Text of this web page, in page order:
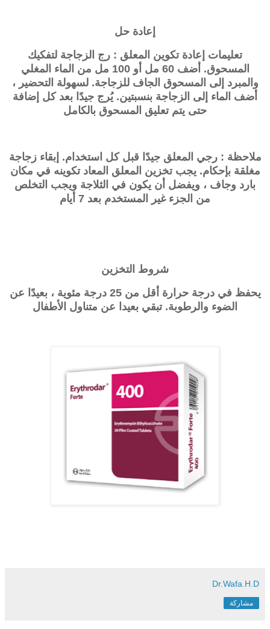
إعادة حل
تعليمات إعادة تكوين المعلق : رج الزجاجة لتفكيك
المسحوق. أضف 60 مل أو 100 مل من الماء المغلي
والمبرد إلى المسحوق الجاف للزجاجة. لسهولة التحضير ،
أضف الماء إلى الزجاجة بنسبتين. يُرج جيدًا بعد كل إضافة
حتى يتم تعليق المسحوق بالكامل
ملاحظة : رجي المعلق جيدًا قبل كل استخدام. إبقاء زجاجة
مغلقة بإحكام. يجب تخزين المعلق المعاد تكوينه في مكان
بارد وجاف ، ويفضل أن يكون في الثلاجة ويجب التخلص
من الجزء غير المستخدم بعد 7 أيام
شروط التخزين
يحفظ في درجة حرارة أقل من 25 درجة مئوية ، بعيدًا عن
الضوء والرطوبة. تبقي بعيدا عن متناول الأطفال
Dr.Wafa.H.D
مشاركة